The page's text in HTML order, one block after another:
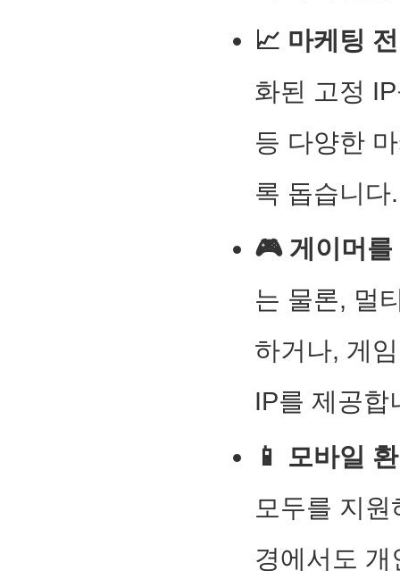
📈 마케팅
화된 고정
등 다양한
록 돕습니다.
🎮 게이머
는 물론, 멀
하거나, 게
IP를 제공합
📱 모바일
모두를 지
경에서도